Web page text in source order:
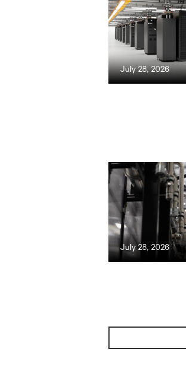
July 28, 2026
July 28, 2026